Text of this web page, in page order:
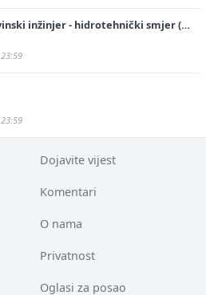
inžinjer - hidrotehnički smjer (m/
Dojavite vijest
Komentari
O nama
Privatnost
Oglasi za posao